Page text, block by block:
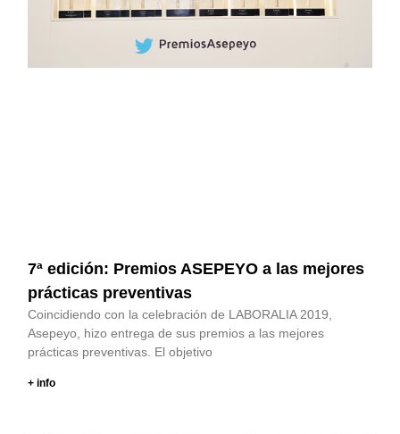
7ª edición: Premios ASEPEYO a las mejores
prácticas preventivas
Coincidiendo con la celebración de LABORALIA 2019,
Asepeyo, hizo entrega de sus premios a las mejores
prácticas preventivas. El objetivo
+ info